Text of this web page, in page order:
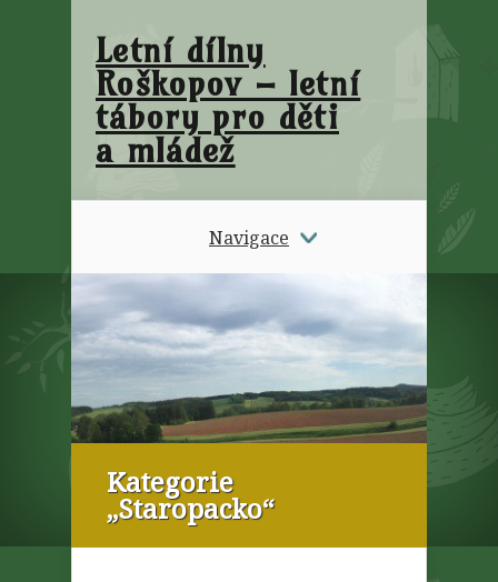
Letní dílny
Roškopov – letní
tábory pro děti
a mládež
Navigace
Kategorie
„Staropacko“